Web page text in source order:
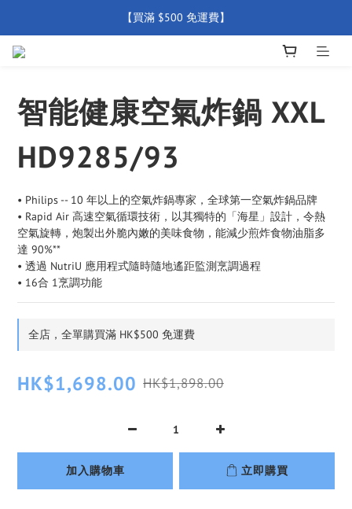
【買滿 $500 免運費】
【買滿 $500 免運費】
【買滿 $500 免運費】
智能健康空氣炸鍋 XXL
HD9285/93
• Philips -- 10 年以上的空氣炸鍋專家，全球第一空氣炸鍋品牌
• Rapid Air 高速空氣循環技術，以其獨特的「海星」設計，令熱
空氣旋轉，炮製出外脆內嫩的美味食物，能減少煎炸食物油脂多
達 90%**
• 透過 NutriU 應用程式隨時隨地遙距監測烹調過程
• 16合 1烹調功能
全店，全單購買滿 HK$500 免運費
HK$1,698.00 HK$1,898.00
加入購物車 立即購買